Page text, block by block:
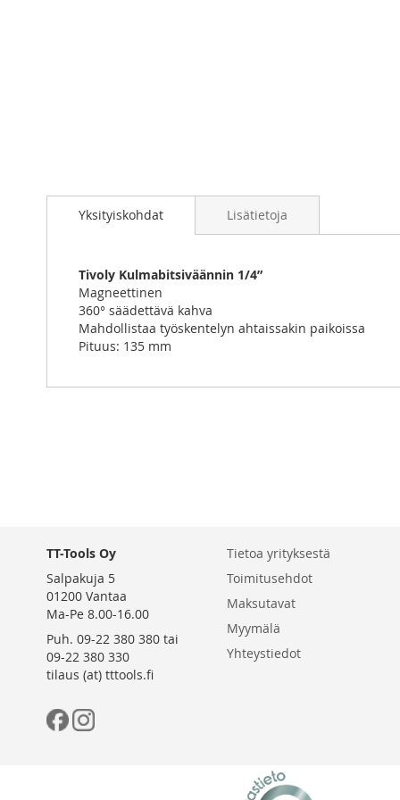
to
images
gallery
Yksityiskohdat
Tivoly Kulmabitsiväännin 1/4”
Magneettinen
360° säädettävä kahva
Mahdollistaa työskentelyn ahtaissakin paikoissa
Pituus: 135 mm
Lisätietoja
TT-Tools Oy
Salpakuja 5
01200 Vantaa
Ma-Pe 8.00-16.00
Puh. 09-22 380 380 tai
09-22 380 330
tilaus (at) tttools.fi
Tietoa yrityksestä
Toimitusehdot
Maksutavat
Myymälä
Yhteystiedot